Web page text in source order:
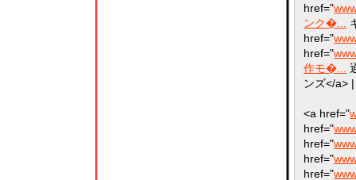
href="
ンク�...
href="
href="
作モ�...
ンズ</a> |
<a href="
href="
href="
href="
href="